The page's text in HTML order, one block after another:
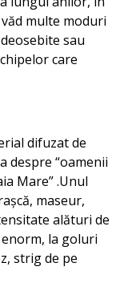
multe moduri
sau
care
difuzat de
despre “oamenii
Mare” .Unul
maseur,
alături de
la goluri
strig de pe